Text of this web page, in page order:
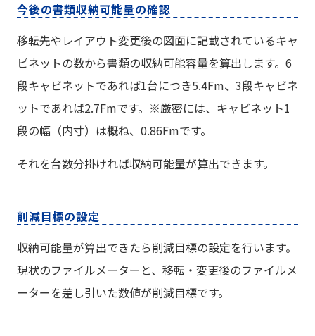
今後の書類収納可能量の確認
移転先やレイアウト変更後の図面に記載されているキャ
ビネットの数から書類の収納可能容量を算出します。6
段キャビネットであれば1台につき5.4Fm、3段キャビネ
ットであれば2.7Fmです。※厳密には、キャビネット1
段の幅（内寸）は概ね、0.86Fmです。
それを台数分掛ければ収納可能量が算出できます。
削減目標の設定
収納可能量が算出できたら削減目標の設定を行います。
現状のファイルメーターと、移転・変更後のファイルメ
ーターを差し引いた数値が削減目標です。